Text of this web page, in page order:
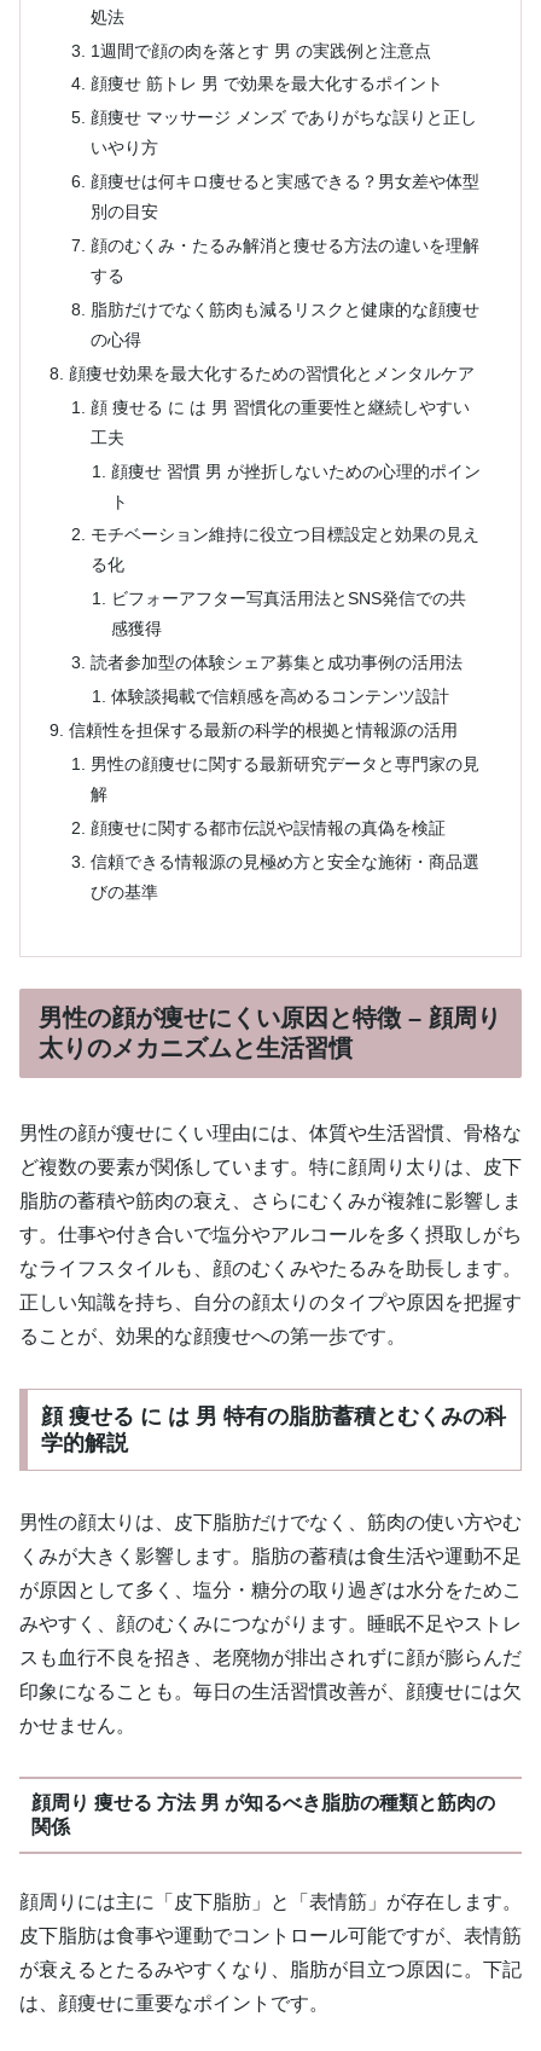
処法
1週間で顔の肉を落とす 男 の実践例と注意点
顔痩せ 筋トレ 男 で効果を最大化するポイント
顔痩せ マッサージ メンズ でありがちな誤りと正し
いやり方
顔痩せは何キロ痩せると実感できる？男女差や体型
別の目安
顔のむくみ・たるみ解消と痩せる方法の違いを理解
する
脂肪だけでなく筋肉も減るリスクと健康的な顔痩せ
の心得
顔痩せ効果を最大化するための習慣化とメンタルケア
顔 痩せる に は 男 習慣化の重要性と継続しやすい
工夫
顔痩せ 習慣 男 が挫折しないための心理的ポイン
ト
モチベーション維持に役立つ目標設定と効果の見え
る化
ビフォーアフター写真活用法とSNS発信での共
感獲得
読者参加型の体験シェア募集と成功事例の活用法
体験談掲載で信頼感を高めるコンテンツ設計
信頼性を担保する最新の科学的根拠と情報源の活用
男性の顔痩せに関する最新研究データと専門家の見
解
顔痩せに関する都市伝説や誤情報の真偽を検証
信頼できる情報源の見極め方と安全な施術・商品選
びの基準
男性の顔が痩せにくい原因と特徴 – 顔周り
太りのメカニズムと生活習慣
男性の顔が痩せにくい理由には、体質や生活習慣、骨格な
ど複数の要素が関係しています。特に顔周り太りは、皮下
脂肪の蓄積や筋肉の衰え、さらにむくみが複雑に影響しま
す。仕事や付き合いで塩分やアルコールを多く摂取しがち
なライフスタイルも、顔のむくみやたるみを助長します。
正しい知識を持ち、自分の顔太りのタイプや原因を把握す
ることが、効果的な顔痩せへの第一歩です。
顔 痩せる に は 男 特有の脂肪蓄積とむくみの科
学的解説
男性の顔太りは、皮下脂肪だけでなく、筋肉の使い方やむ
くみが大きく影響します。脂肪の蓄積は食生活や運動不足
が原因として多く、塩分・糖分の取り過ぎは水分をためこ
みやすく、顔のむくみにつながります。睡眠不足やストレ
スも血行不良を招き、老廃物が排出されずに顔が膨らんだ
印象になることも。毎日の生活習慣改善が、顔痩せには欠
かせません。
顔周り 痩せる 方法 男 が知るべき脂肪の種類と筋肉の
関係
顔周りには主に「皮下脂肪」と「表情筋」が存在します。
皮下脂肪は食事や運動でコントロール可能ですが、表情筋
が衰えるとたるみやすくなり、脂肪が目立つ原因に。下記
は、顔痩せに重要なポイントです。